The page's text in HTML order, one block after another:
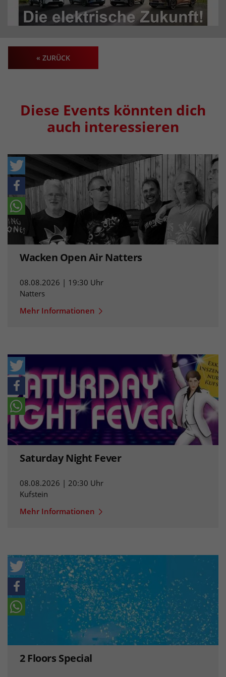
« ZURÜCK
Diese Events könnten dich
auch interessieren
Wacken Open Air Natters
08.08.2026 | 19:30 Uhr
Natters
Mehr Informationen
Saturday Night Fever
08.08.2026 | 20:30 Uhr
Kufstein
Mehr Informationen
2 Floors Special